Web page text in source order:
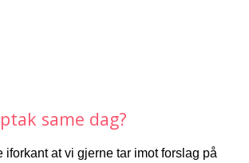
same dag?
iforkant at vi gjerne tar imot forslag på